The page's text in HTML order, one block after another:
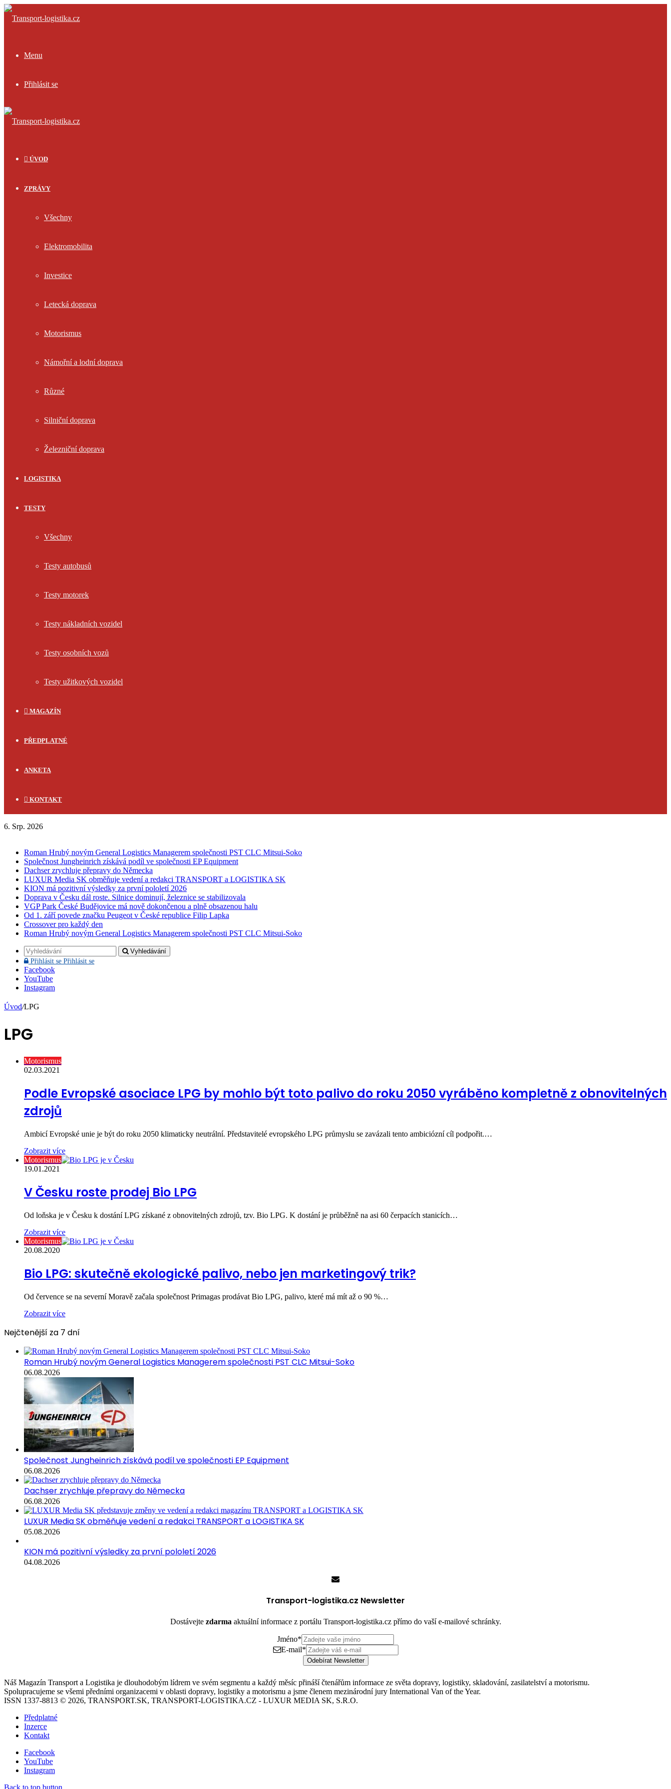
Menu
Přihlásit se
ÚVOD
ZPRÁVY
Všechny
Elektromobilita
Investice
Letecká doprava
Motorismus
Námořní a lodní doprava
Různé
Silniční doprava
Železniční doprava
LOGISTIKA
TESTY
Všechny
Testy autobusů
Testy motorek
Testy nákladních vozidel
Testy osobních vozů
Testy užitkových vozidel
MAGAZÍN
PŘEDPLATNÉ
ANKETA
KONTAKT
6. Srp. 2026
Roman Hrubý novým General Logistics Managerem společnosti PST CLC Mitsui-Soko
Společnost Jungheinrich získává podíl ve společnosti EP Equipment
Dachser zrychluje přepravy do Německa
LUXUR Media SK obměňuje vedení a redakci TRANSPORT a LOGISTIKA SK
KION má pozitivní výsledky za první pololetí 2026
Doprava v Česku dál roste. Silnice dominují, železnice se stabilizovala
VGP Park České Budějovice má nově dokončenou a plně obsazenou halu
Od 1. září povede značku Peugeot v České republice Filip Lapka
Crossover pro každý den
Roman Hrubý novým General Logistics Managerem společnosti PST CLC Mitsui-Soko
Vyhledávání
Přihlásit se Přihlásit se
Facebook
YouTube
Instagram
Úvod/LPG
LPG
Motorismus
02.03.2021
Podle Evropské asociace LPG by mohlo být toto palivo do roku 2050 vyráběno kompletně z obnovitelných
zdrojů
Ambicí Evropské unie je být do roku 2050 klimaticky neutrální. Představitelé evropského LPG průmyslu se zavázali tento ambiciózní cíl podpořit.…
Zobrazit více
Motorismus
19.01.2021
V Česku roste prodej Bio LPG
Od loňska je v Česku k dostání LPG získané z obnovitelných zdrojů, tzv. Bio LPG. K dostání je průběžně na asi 60 čerpacích stanicích…
Zobrazit více
Motorismus
20.08.2020
Bio LPG: skutečně ekologické palivo, nebo jen marketingový trik?
Od července se na severní Moravě začala společnost Primagas prodávat Bio LPG, palivo, které má mít až o 90 %…
Zobrazit více
Nejčtenější za 7 dní
Roman Hrubý novým General Logistics Managerem společnosti PST CLC Mitsui-Soko
06.08.2026
Společnost Jungheinrich získává podíl ve společnosti EP Equipment
06.08.2026
Dachser zrychluje přepravy do Německa
06.08.2026
LUXUR Media SK obměňuje vedení a redakci TRANSPORT a LOGISTIKA SK
05.08.2026
KION má pozitivní výsledky za první pololetí 2026
04.08.2026
Transport-logistika.cz Newsletter
Dostávejte zdarma aktuální informace z portálu Transport-logistika.cz přímo do vaší e-mailové schránky.
Jméno*
E-mail*
Odebírat Newsletter
Náš Magazín Transport a Logistika je dlouhodobým lídrem ve svém segmentu a každý měsíc přináší čtenářům informace ze světa dopravy, logistiky, skladování, zasilatelství a motorismu.
Spolupracujeme se všemi předními organizacemi v oblasti dopravy, logistiky a motorismu a jsme členem mezinárodní jury International Van of the Year.
ISSN 1337-8813 © 2026, TRANSPORT.SK, TRANSPORT-LOGISTIKA.CZ - LUXUR MEDIA SK, S.R.O.
Předplatné
Inzerce
Kontakt
Facebook
YouTube
Instagram